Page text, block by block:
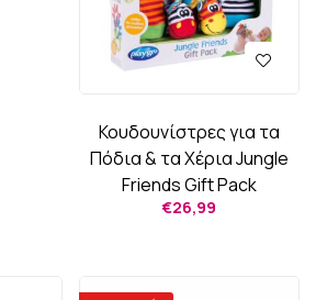
Κουδουνίστρες για τα
Πόδια & τα Χέρια Jungle
Friends Gift Pack
€26,99